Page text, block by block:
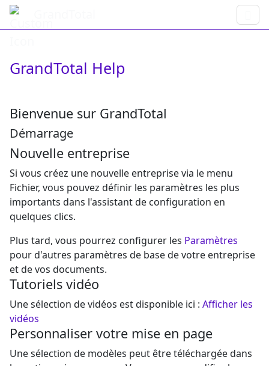
GrandTotal Help
Bienvenue sur GrandTotal
Démarrage
Nouvelle entreprise
Si vous créez une nouvelle entreprise via le menu
Fichier, vous pouvez définir les paramètres les plus
importants dans l'assistant de configuration en
quelques clics.
Plus tard, vous pourrez configurer les Paramètres
pour d'autres paramètres de base de votre entreprise
et de vos documents.
Tutoriels vidéo
Une sélection de vidéos est disponible ici : Afficher les
vidéos
Personnaliser votre mise en page
Une sélection de modèles peut être téléchargée dans